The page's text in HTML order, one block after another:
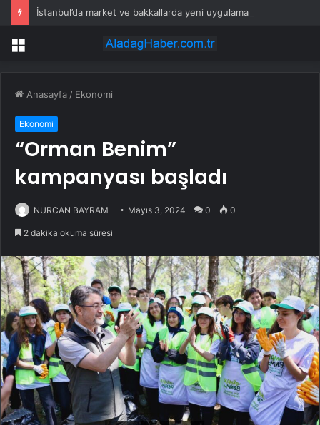
Menü
Anasayfa / Ekonomi
Ekonomi
“Orman Benim”
kampanyası başladı
NURCAN BAYRAM Mayıs 3, 2024 0 0
2 dakika okuma süresi